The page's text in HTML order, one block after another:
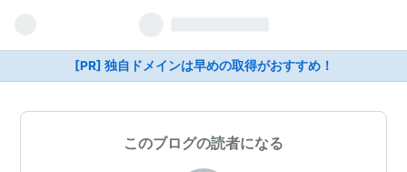
[PR] 独自ドメインは早めの取得がおすすめ！
このブログの読者になる